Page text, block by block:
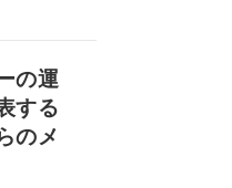
の運
する
のメ